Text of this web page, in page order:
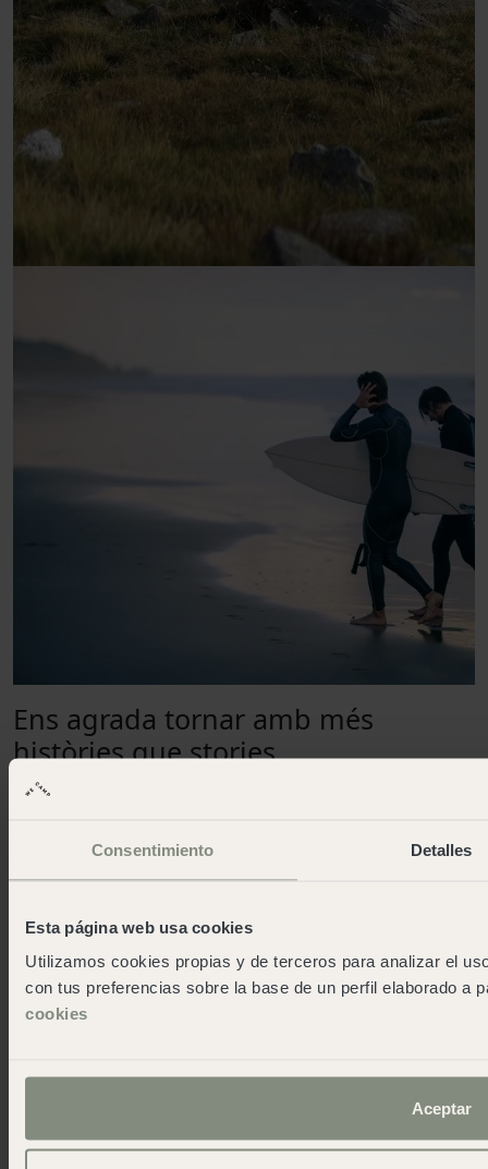
Consentimiento Detalles
Esta página web usa cookies
Utilizamos cookies propias y de terceros para analizar el
con tus preferencias sobre la base de un perfil elaborado a
cookies
Aceptar
Ens agrada tornar amb més
històries que stories
reservar ara
TotsAllotjament singular